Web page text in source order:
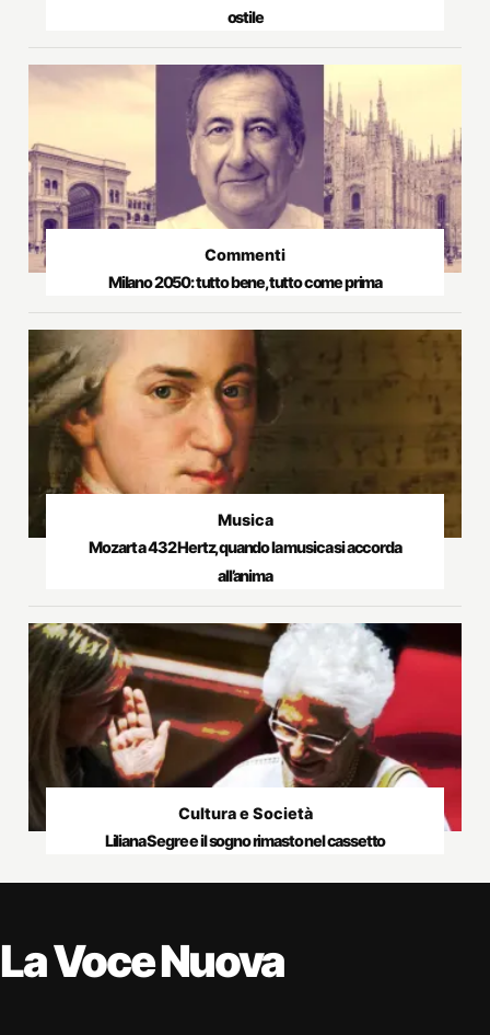
ostile
Commenti
Milano 2050: tutto bene, tutto come prima
Musica
Mozart a 432 Hertz, quando la musica si accorda
all’anima
Cultura e Società
Liliana Segre e il sogno rimasto nel cassetto
La Voce Nuova